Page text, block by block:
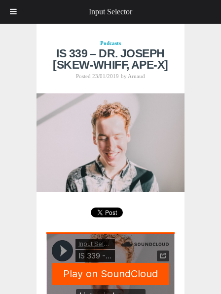
Podcasts
IS 339 – DR. JOSEPH
[SKEW-WHIFF, APE-X]
Posted 23/01/2019 by Arnaud
Input Selector